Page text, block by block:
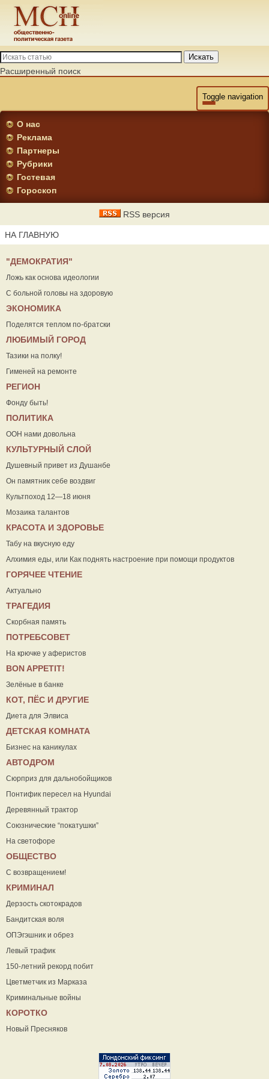
Искать
Расширенный поиск
Toggle navigation
О нас
Реклама
Партнеры
Рубрики
Гостевая
Гороскоп
RSS версия
НА ГЛАВНУЮ
"ДЕМОКРАТИЯ"
Ложь как основа идеологии
С больной головы на здоровую
ЭКОНОМИКА
Поделятся теплом по-братски
ЛЮБИМЫЙ ГОРОД
Тазики на полку!
Гименей на ремонте
РЕГИОН
Фонду быть!
ПОЛИТИКА
ООН нами довольна
КУЛЬТУРНЫЙ СЛОЙ
Душевный привет из Душанбе
Он памятник себе воздвиг
Культпоход 12—18 июня
Мозаика талантов
КРАСОТА И ЗДОРОВЬЕ
Табу на вкусную еду
Алхимия еды, или Как поднять настроение при помощи продуктов
ГОРЯЧЕЕ ЧТЕНИЕ
Актуально
ТРАГЕДИЯ
Скорбная память
ПОТРЕБСОВЕТ
На крючке у аферистов
ВON APPETIT!
Зелёные в банке
КОТ, ПЁС И ДРУГИЕ
Диета для Элвиса
ДЕТСКАЯ КОМНАТА
Бизнес на каникулах
АВТОДРОМ
Сюрприз для дальнобойщиков
Понтифик пересел на Hyundai
Деревянный трактор
Союзнические “покатушки”
На светофоре
ОБЩЕСТВО
С возвращением!
КРИМИНАЛ
Дерзость скотокрадов
Бандитская воля
ОПЭгэшник и обрез
Левый трафик
150-летний рекорд побит
Цветметчик из Марказа
Криминальные войны
КОРОТКО
Новый Пресняков